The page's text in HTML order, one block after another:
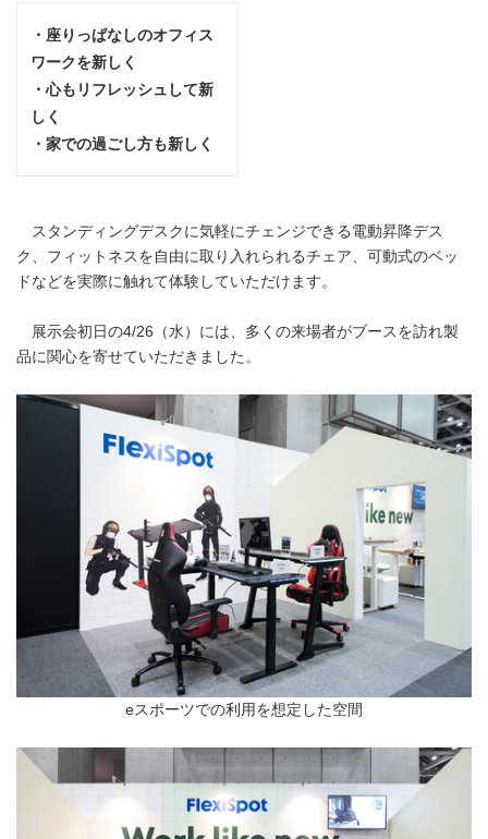
・座りっぱなしのオフィス
ワークを新しく
・心もリフレッシュして新
しく
・家での過ごし方も新しく
スタンディングデスクに気軽にチェンジできる電動昇降デス
ク、フィットネスを自由に取り入れられるチェア、可動式のベッ
ドなどを実際に触れて体験していただけます。
展示会初日の4/26（水）には、多くの来場者がブースを訪れ製
品に関心を寄せていただきました。
eスポーツでの利用を想定した空間